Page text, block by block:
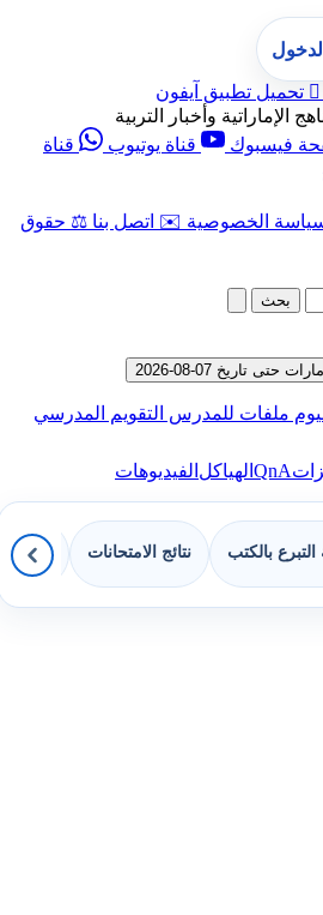
 تحميل تطبيق آيفون
الإماراتية وأخبار التربية
فيسبوك قناة يوتيوب
قناة
الخصوصية ✉️ اتصل بنا ⚖️ حقوق
بحث
تاريخ 07-08-2026
ملفات للمدرس التقويم المدرسي
QnAالهياكلالفيديوهات
بالكتب نتائج الامتحانات